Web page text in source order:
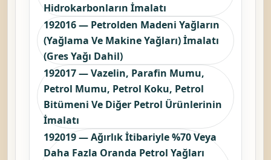
Hidrokarbonların İmalatı
192016 — Petrolden Madeni Yağların
(Yağlama Ve Makine Yağları) İmalatı
(Gres Yağı Dahil)
192017 — Vazelin, Parafin Mumu,
Petrol Mumu, Petrol Koku, Petrol
Bitümeni Ve Diğer Petrol Ürünlerinin
İmalatı
192019 — Ağırlık İtibariyle %70 Veya
Daha Fazla Oranda Petrol Yağları